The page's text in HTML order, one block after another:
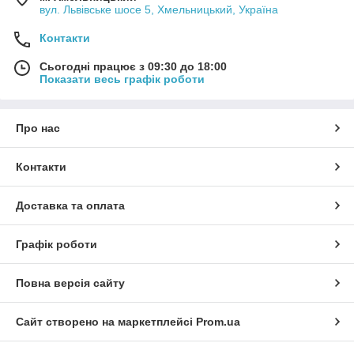
вул. Львівське шосе 5, Хмельницький, Україна
Контакти
Сьогодні працює з 09:30 до 18:00
Показати весь графік роботи
Про нас
Контакти
Доставка та оплата
Графік роботи
Повна версія сайту
Сайт створено на маркетплейсі Prom.ua